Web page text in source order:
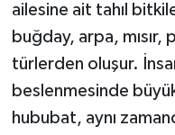
ailesine ait tahıl
buğday, arpa, mısır,
türlerden oluşur.
beslenmesinde
hububat, aynı